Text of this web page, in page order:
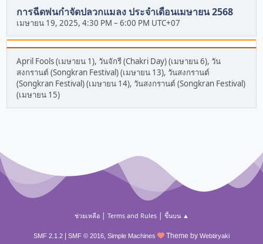
การฉีดพ่นกำจัดปลวกแมลง ประจำเดือนเมษายน 2568
เมษายน 19, 2025, 4:30 PM –6:00 PM UTC+07
April Fools (เมษายน 1), วันจักรี (Chakri Day) (เมษายน 6), วัน
สงกรานต์ (Songkran Festival) (เมษายน 13), วันสงกรานต์
(Songkran Festival) (เมษายน 14), วันสงกรานต์ (Songkran Festival)
(เมษายน 15)
ช่วยเหลือ| Terms and Rules| ขึ้นบน ▲
SMF 2.1.2 SMF © 2016, Simple Machines Theme by Webtiryaki